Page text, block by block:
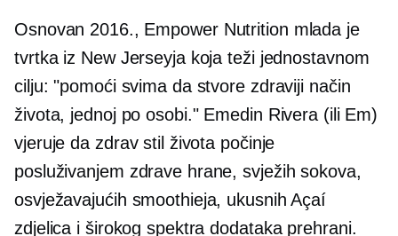
Osnovan 2016., Empower Nutrition mlada je
tvrtka iz New Jerseyja koja teži jednostavnom
cilju: "pomoći svima da stvore zdraviji način
života, jednoj po osobi." Emedin Rivera (ili Em)
vjeruje da zdrav stil života počinje
posluživanjem zdrave hrane, svježih sokova,
osvježavajućih smoothieja, ukusnih Açaí
zdjelica i širokog spektra dodataka prehrani.